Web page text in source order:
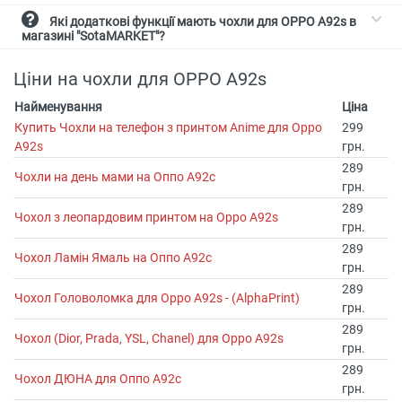
магазині "SotaMARKET"?
Ціни на чохли для OPPO A92s
Найменування
Ціна
Купить Чохли на телефон з принтом Anime для Oppo
A92s
299
грн.
Чохли на день мами на Оппо А92с
289
грн.
Чохол з леопардовим принтом на Oppo A92s
289
грн.
Чохол Ламін Ямаль на Оппо А92с
289
грн.
Чохол Головоломка для Oppo A92s - (AlphaPrint)
289
грн.
Чохол (Dior, Prada, YSL, Chanel) для Oppo A92s
289
грн.
Чохол ДЮНА для Оппо А92с
289
грн.